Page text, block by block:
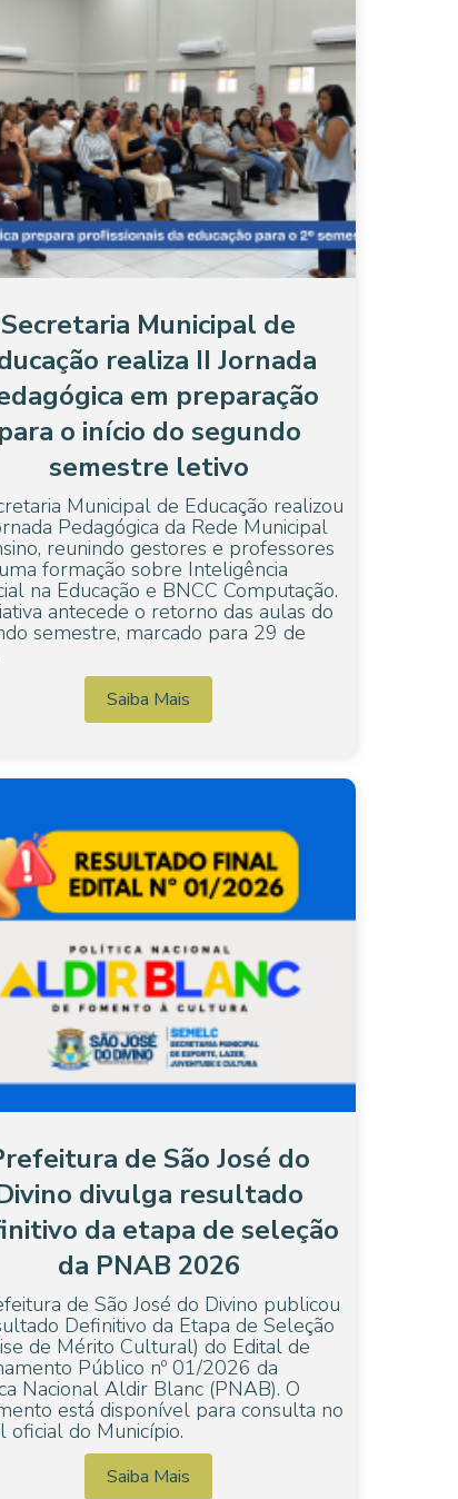
Secretaria Municipal de
realiza II Jornada
em preparação
para o início do segundo
semestre letivo
Municipal de Educação realizou
Pedagógica da Rede Municipal
reunindo gestores e professores
formação sobre Inteligência
na Educação e BNCC Computação.
antecede o retorno das aulas do
semestre, marcado para 29 de
Saiba Mais
de São José do
divulga resultado
da etapa de seleção
da PNAB 2026
de São José do Divino publicou
Definitivo da Etapa de Seleção
de Mérito Cultural) do Edital de
Público nº 01/2026 da
Nacional Aldir Blanc (PNAB). O
está disponível para consulta no
oficial do Município.
Saiba Mais